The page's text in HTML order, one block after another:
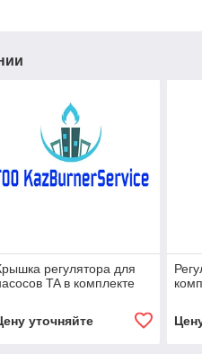
регулятора для
TA в комплекте
уточняйте